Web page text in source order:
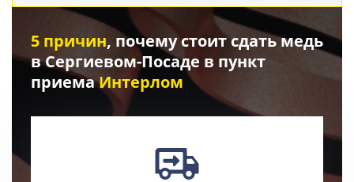
5 причин, почему стоит сдать медь
в Сергиевом-Посаде в пункт
приемаИнтерлом